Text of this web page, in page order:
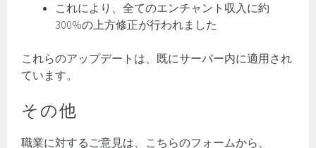
これにより、全てのエンチャント収入に約
300%の上方修正が行われました
これらのアップデートは、既にサーバー内に適用され
ています。
その他
職業に対するご意見は、こちらのフォームから、